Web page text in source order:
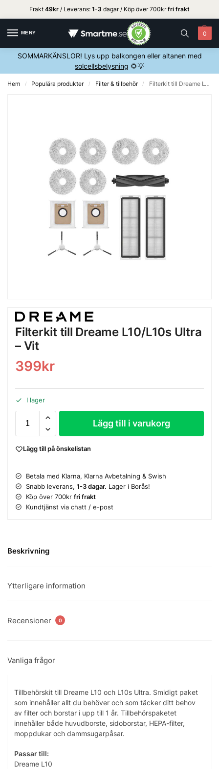
Frakt 49kr / Leverans: 1-3 dagar / Köp över 700krfri frakt
MENY 0
SOMMARKÄNSLOR! Lys upp balkongen eller altanen med
solcellsbelysning 🌻💡
Hem / Populära produkter / Filter & tillbehör / Filterkit till Dreame L10/L10s Ultra – Vit
Filterkit till Dreame L10/L10s Ultra
– Vit
399kr
I lager
Lägg till i varukorg
Lägg till på önskelistan
Betala med Klarna, Klarna Avbetalning & Swish
Snabb leverans, 1-3 dagar. Lager i Borås!
Köp över 700kr fri frakt
Kundtjänst via chatt / e-post
Beskrivning
Ytterligare information
Recensioner 0
Vanliga frågor
Tillbehörskit till Dreame L10 och L10s Ultra. Smidigt paket
som innehåller allt du behöver och som täcker ditt behov
av filter och borstar i upp till 1 år. Tillbehörspaketet
innehåller både huvudborste, sidoborstar, HEPA-filter,
moppdukar och dammsugarpåsar.
Passar till:
Dreame L10